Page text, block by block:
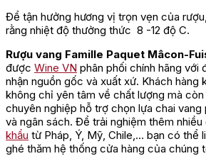
Để tận hưởng hương vị trọn vẹn của
rằng nhiệt độ thưởng thức 8 -12 độ C.
Rượu vang Famille Paquet Mâcon-
được Wine VN phân phối chính hãng với
nhận nguồn gốc và xuất xứ. Khách hàng
không chỉ yên tâm về chất lượng mà
chuyên nghiệp hỗ trợ chọn lựa chai vang
và ngân sách. Để trải nghiệm thêm nhiều
khẩu từ Pháp, Ý, Mỹ, Chile,… bạn có thể
ghé thăm hệ thống cửa hàng của chúng